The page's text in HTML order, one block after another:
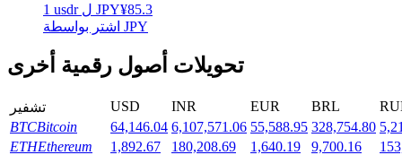
عوائد عالية والوصول الفوري
1 usdr ل JPY¥85.3
اشتر بواسطة JPY
تحويلات أصول رقمية أخرى
تشفير USD INR EUR BRL
BTCBitcoin 64,146.04 6,107,571.06 55,588.95 328,754.80
ETHEthereum 1,892.67 180,208.69 1,640.19 9,700.16